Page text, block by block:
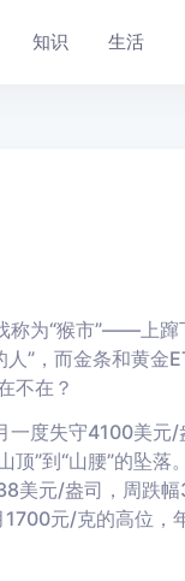
知识 生活
为“猴市”——上
”，而金条和黄金
不在？
度失守4100美
”到“山腰”的坠落
美元/盎司，周跌
元/克的高位，